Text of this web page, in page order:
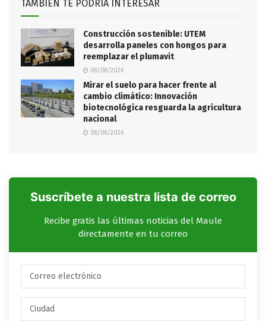
TAMBIÉN TE PODRÍA INTERESAR
Construcción sostenible: UTEM
desarrolla paneles con hongos para
reemplazar el plumavit
08/08/2026
Mirar el suelo para hacer frente al
cambio climático: Innovación
biotecnológica resguarda la agricultura
nacional
08/08/2026
Suscríbete a nuestra lista de correo
Recibe gratis las últimas noticias del Maule
directamente en tu correo